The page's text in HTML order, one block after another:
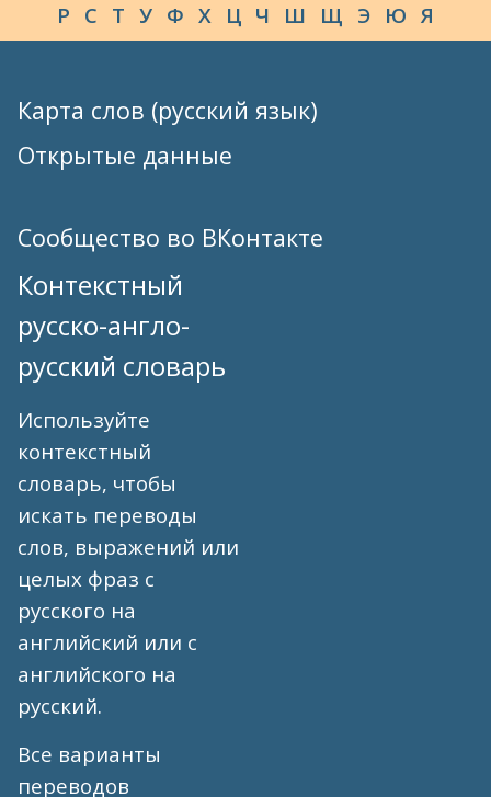
Р С Т У Ф Х Ц Ч Ш Щ Э Ю Я
Карта слов (русский язык)
Открытые данные
Сообщество во ВКонтакте
Контекстный
русско-англо-
русский словарь
Используйте
контекстный
словарь, чтобы
искать переводы
слов, выражений или
целых фраз с
русского на
английский или с
английского на
русский.
Все варианты
переводов